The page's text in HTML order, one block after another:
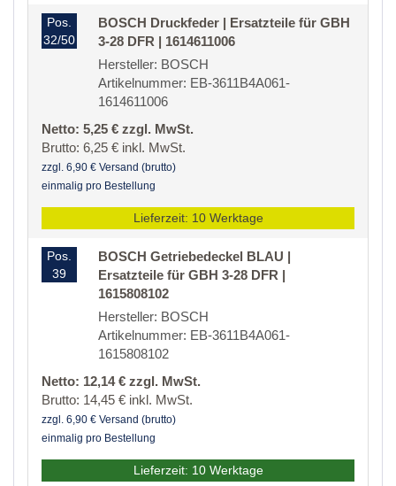
Pos.
32/50
BOSCH Druckfeder | Ersatzteile für GBH
3-28 DFR | 1614611006
Hersteller: BOSCH
Artikelnummer: EB-3611B4A061-
1614611006
Netto: 5,25 € zzgl. MwSt.
Brutto: 6,25 € inkl. MwSt.
zzgl. 6,90 € Versand (brutto)
einmalig pro Bestellung
Lieferzeit: 10 Werktage
Pos.
39
BOSCH Getriebedeckel BLAU |
Ersatzteile für GBH 3-28 DFR |
1615808102
Hersteller: BOSCH
Artikelnummer: EB-3611B4A061-
1615808102
Netto: 12,14 € zzgl. MwSt.
Brutto: 14,45 € inkl. MwSt.
zzgl. 6,90 € Versand (brutto)
einmalig pro Bestellung
Lieferzeit: 10 Werktage